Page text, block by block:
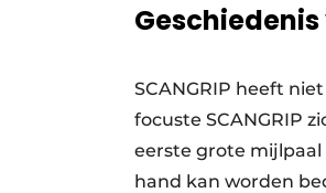
Geschiedenis
SCANGRIP heeft
focuste SCANGRIP
eerste grote
hand kan worden